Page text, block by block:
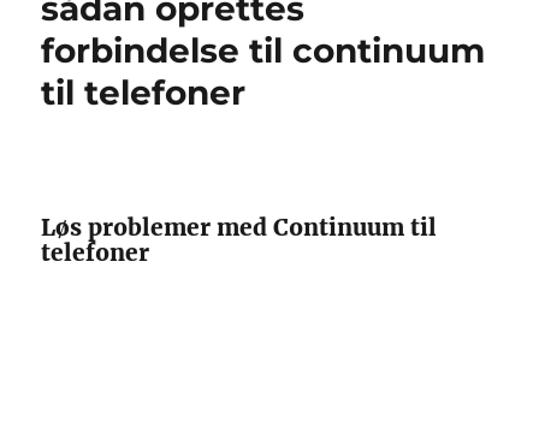
sådan oprettes
forbindelse til continuum
til telefoner
Løs problemer med Continuum til
telefoner